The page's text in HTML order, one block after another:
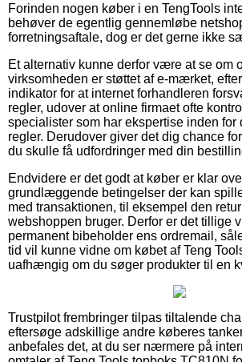
Forinden nogen køber i en TengTools
behøver de egentlig gennemløbe
forretningsaftale, dog er det gerne ikke
Et alternativ kunne derfor være at se om
virksomheden er støttet af e-mærket,
indikator for at internet forhandleren
regler, udover at online firmaet ofte
specialister som har ekspertise inden
regler. Derudover giver det dig chance
du skulle få udfordringer med din
Endvidere er det godt at køber er klar
grundlæggende betingelser der kan
med transaktionen, til eksempel den
webshoppen bruger. Derfor er det tillige
permanent bibeholder ens ordremail,
tid vil kunne vidne om købet af Teng
uafhængig om du søger produkter til en
Trustpilot frembringer tilpas tiltalende
eftersøge adskillige andre køberes
anbefales det, at du ser nærmere på